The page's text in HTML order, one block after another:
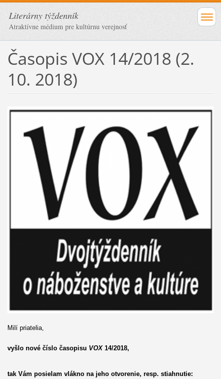
Literárny týždenník
Atraktívne médium pre kultúrnu verejnosť
Časopis VOX 14/2018 (2.
10. 2018)
Milí priatelia,
vyšlo nové číslo časopisu VOX14/2018,
tak Vám posielam vlákno na jeho otvorenie, resp. stiahnutie: